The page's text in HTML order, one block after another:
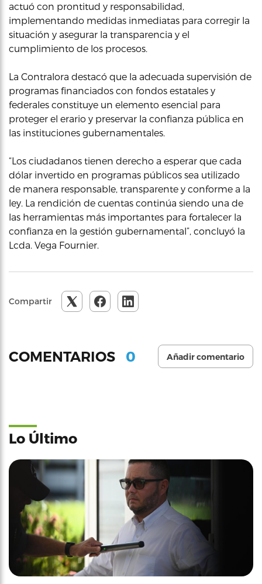
actuó con prontitud y responsabilidad,
implementando medidas inmediatas para corregir la
situación y asegurar la transparencia y el
cumplimiento de los procesos.
La Contralora destacó que la adecuada supervisión de
programas financiados con fondos estatales y
federales constituye un elemento esencial para
proteger el erario y preservar la confianza pública en
las instituciones gubernamentales.
“Los ciudadanos tienen derecho a esperar que cada
dólar invertido en programas públicos sea utilizado
de manera responsable, transparente y conforme a la
ley. La rendición de cuentas continúa siendo una de
las herramientas más importantes para fortalecer la
confianza en la gestión gubernamental”, concluyó la
Lcda. Vega Fournier.
Compartir
COMENTARIOS 0 Añadir comentario
Lo Último